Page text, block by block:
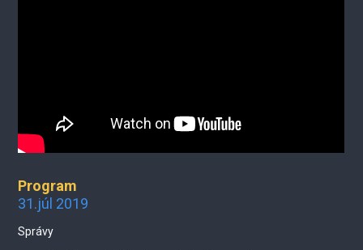
Program
31.júl 2019
Správy